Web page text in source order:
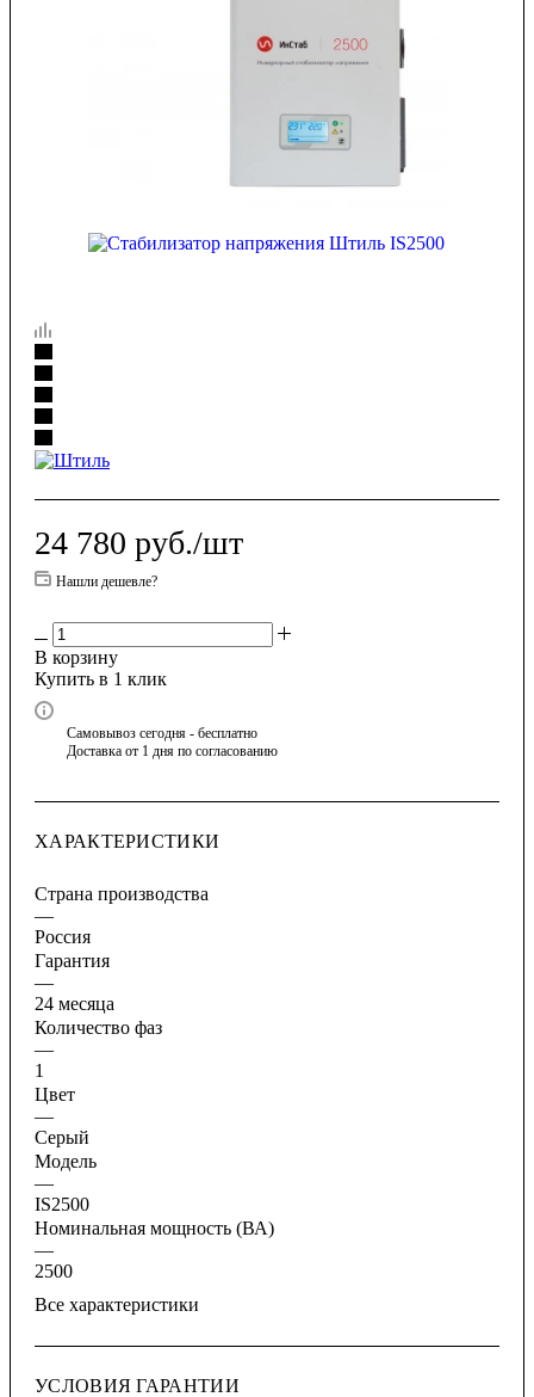
24 780 руб./шт
Нашли дешевле?
В корзину
Купить в 1 клик
Самовывоз сегодня - бесплатно
Доставка от 1 дня по согласованию
ХАРАКТЕРИСТИКИ
Страна производства
—
Россия
Гарантия
—
24 месяца
Количество фаз
—
1
Цвет
—
Серый
Модель
—
IS2500
Номинальная мощность (ВА)
—
2500
Все характеристики
УСЛОВИЯ ГАРАНТИИ